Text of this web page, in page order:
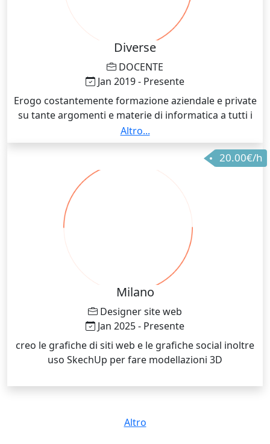
Diverse
DOCENTE
Jan 2019 - Presente
Erogo costantemente formazione aziendale e private
su tante argomenti e materie di informatica a tutti i
livelli. Dall'alfabetizzazione informatica a corsi
specialisti per linguaggi di programmazione, utilizzo
di Excel e Word a casi di vera e propria consulenza IT.
Altro...
20.00€/h
Milano
Designer site web
Jan 2025 - Presente
creo le grafiche di siti web e le grafiche social inoltre
uso SkechUp per fare modellazioni 3D
Altro